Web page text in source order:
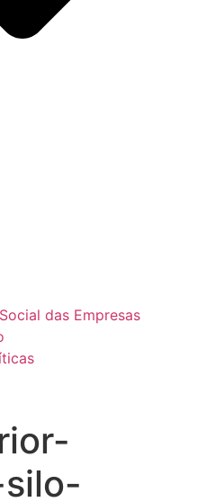
das Empresas